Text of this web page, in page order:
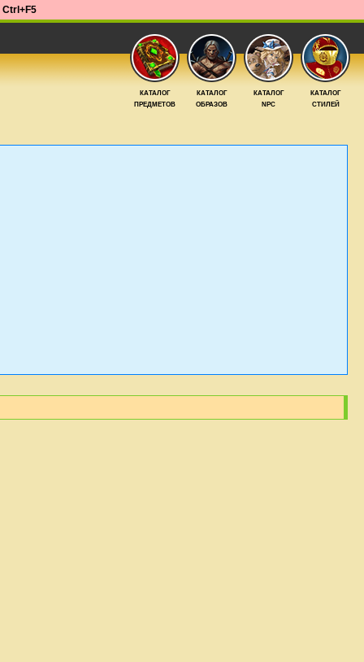
Ctrl+F5
КАТАЛОГ
СТИЛЕЙ
КАТАЛОГ
NPC
КАТАЛОГ
ОБРАЗОВ
КАТАЛОГ
ПРЕДМЕТОВ